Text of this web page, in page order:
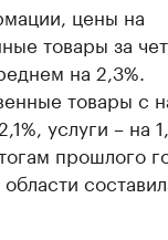
цены на
товары за
на 2,3%.
товары с
услуги – на
прошлого